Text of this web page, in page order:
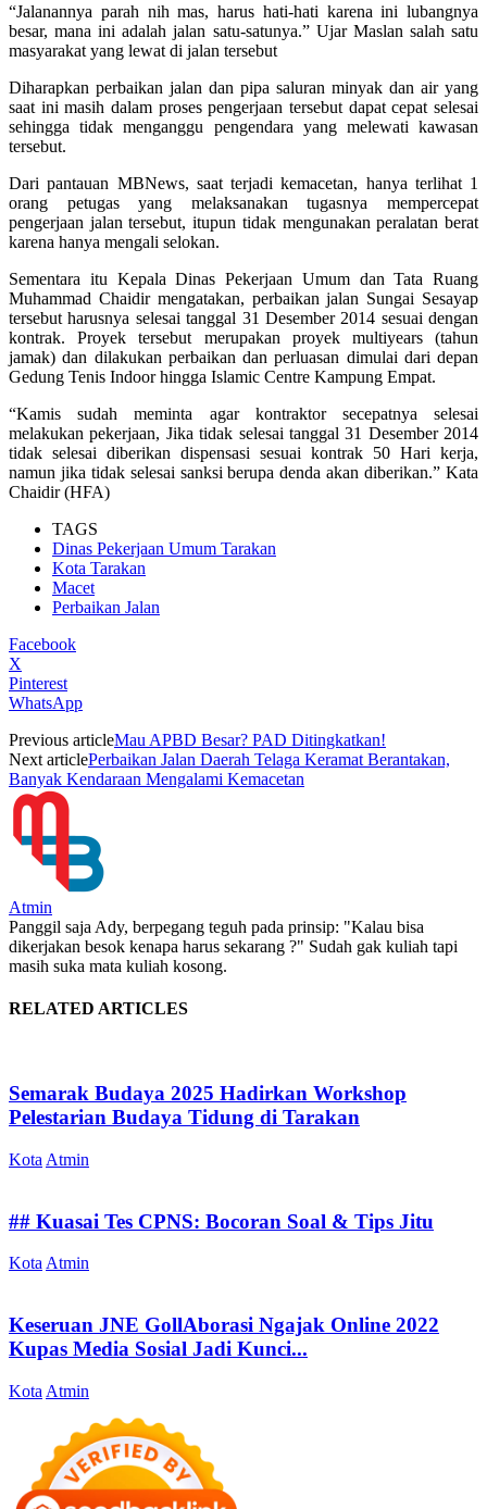
“Jalanannya parah nih mas, harus hati-hati karena ini lubangnya
besar, mana ini adalah jalan satu-satunya.” Ujar Maslan salah satu
masyarakat yang lewat di jalan tersebut
Diharapkan perbaikan jalan dan pipa saluran minyak dan air yang
saat ini masih dalam proses pengerjaan tersebut dapat cepat selesai
sehingga tidak menganggu pengendara yang melewati kawasan
tersebut.
Dari pantauan MBNews, saat terjadi kemacetan, hanya terlihat 1
orang petugas yang melaksanakan tugasnya mempercepat
pengerjaan jalan tersebut, itupun tidak mengunakan peralatan berat
karena hanya mengali selokan.
Sementara itu Kepala Dinas Pekerjaan Umum dan Tata Ruang
Muhammad Chaidir mengatakan, perbaikan jalan Sungai Sesayap
tersebut harusnya selesai tanggal 31 Desember 2014 sesuai dengan
kontrak. Proyek tersebut merupakan proyek multiyears (tahun
jamak) dan dilakukan perbaikan dan perluasan dimulai dari depan
Gedung Tenis Indoor hingga Islamic Centre Kampung Empat.
“Kamis sudah meminta agar kontraktor secepatnya selesai
melakukan pekerjaan, Jika tidak selesai tanggal 31 Desember 2014
tidak selesai diberikan dispensasi sesuai kontrak 50 Hari kerja,
namun jika tidak selesai sanksi berupa denda akan diberikan.” Kata
Chaidir (HFA)
TAGS
Dinas Pekerjaan Umum Tarakan
Kota Tarakan
Macet
Perbaikan Jalan
Facebook
X
Pinterest
WhatsApp
Previous articleMau APBD Besar? PAD Ditingkatkan!
Next articlePerbaikan Jalan Daerah Telaga Keramat Berantakan,
Banyak Kendaraan Mengalami Kemacetan
Atmin
Panggil saja Ady, berpegang teguh pada prinsip: "Kalau bisa
dikerjakan besok kenapa harus sekarang ?" Sudah gak kuliah tapi
masih suka mata kuliah kosong.
RELATED ARTICLES
Semarak Budaya 2025 Hadirkan Workshop
Pelestarian Budaya Tidung di Tarakan
Kota Atmin
## Kuasai Tes CPNS: Bocoran Soal & Tips Jitu
Kota Atmin
Keseruan JNE GollAborasi Ngajak Online 2022
Kupas Media Sosial Jadi Kunci...
Kota Atmin